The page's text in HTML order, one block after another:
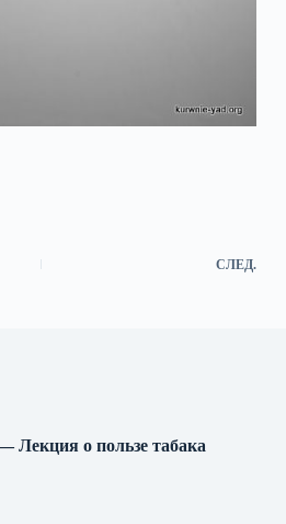
СЛЕД.
Лекция о пользе табака